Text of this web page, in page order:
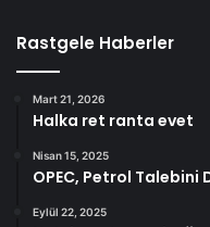
Rastgele Haberler
Mart 21, 2026
Halka ret ranta evet
Nisan 15, 2025
OPEC, Petrol Talebini
Eylül 22, 2025